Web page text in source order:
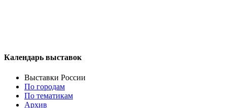
Календарь выставок
Выставки России
По городам
По тематикам
Архив